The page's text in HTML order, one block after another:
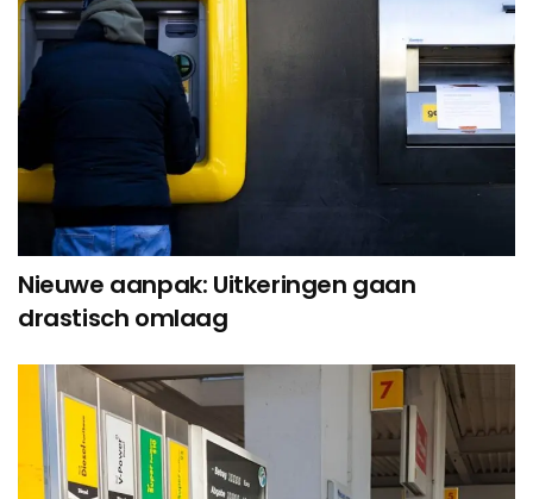
Nieuwe aanpak: Uitkeringen gaan
drastisch omlaag